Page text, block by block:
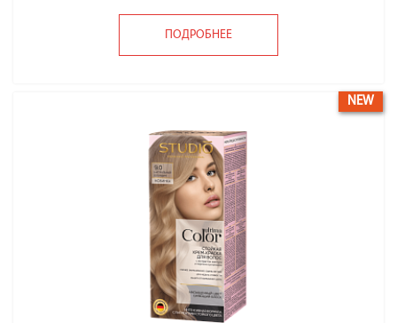
ПОДРОБНЕЕ
NEW